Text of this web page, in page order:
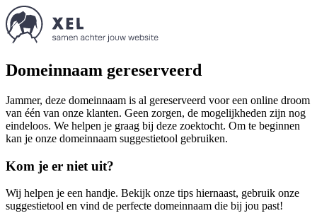
Domeinnaam gereserveerd
Jammer, deze domeinnaam is al gereserveerd voor een online droom
van één van onze klanten. Geen zorgen, de mogelijkheden zijn nog
eindeloos. We helpen je graag bij deze zoektocht. Om te beginnen
kan je onze domeinnaam suggestietool gebruiken.
Kom je er niet uit?
Wij helpen je een handje. Bekijk onze tips hiernaast, gebruik onze
suggestietool en vind de perfecte domeinnaam die bij jou past!